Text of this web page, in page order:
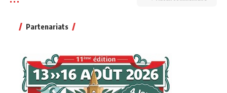
Partenariats